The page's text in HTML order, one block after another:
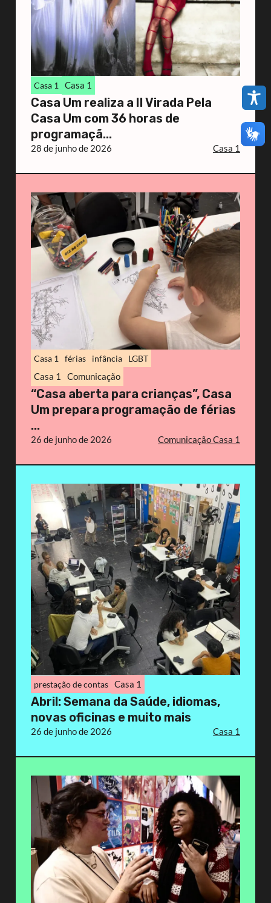
Casa 1 Casa 1
Casa Um realiza a II Virada Pela
Casa Um com 36 horas de
programaçã...
28 de junho de 2026 Casa 1
Casa 1 férias infância LGBT
Casa 1 Comunicação
“Casa aberta para crianças”, Casa
Um prepara programação de férias
...
26 de junho de 2026 Comunicação Casa 1
prestação de contas Casa 1
Abril: Semana da Saúde, idiomas,
novas oficinas e muito mais
26 de junho de 2026 Casa 1